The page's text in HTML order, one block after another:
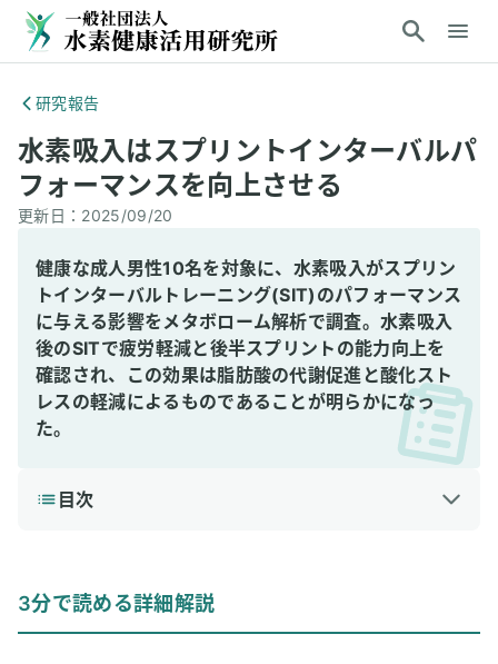
研究報告
水素吸入はスプリントインターバルパ
フォーマンスを向上させる
更新日： 2025/09/20
健康な成人男性10名を対象に、水素吸入がスプリン
トインターバルトレーニング(SIT)のパフォーマンス
に与える影響をメタボローム解析で調査。水素吸入
後のSITで疲労軽減と後半スプリントの能力向上を
確認され、この効果は脂肪酸の代謝促進と酸化スト
レスの軽減によるものであることが明らかになっ
た。
目次
3分で読める詳細解説